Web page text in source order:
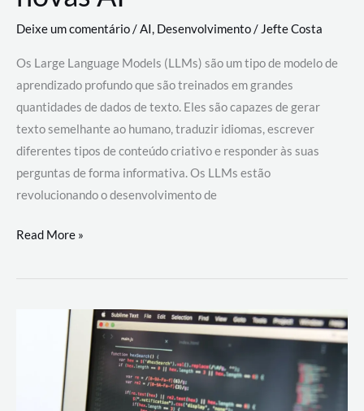
Deixe um comentário/AI, Desenvolvimento/ Jefte Costa
Os Large Language Models (LLMs) são um tipo de modelo de
aprendizado profundo que são treinados em grandes
quantidades de dados de texto. Eles são capazes de gerar
texto semelhante ao humano, traduzir idiomas, escrever
diferentes tipos de conteúdo criativo e responder às suas
perguntas de forma informativa. Os LLMs estão
revolucionando o desenvolvimento de
Large
Models
revolucionando
Read More »